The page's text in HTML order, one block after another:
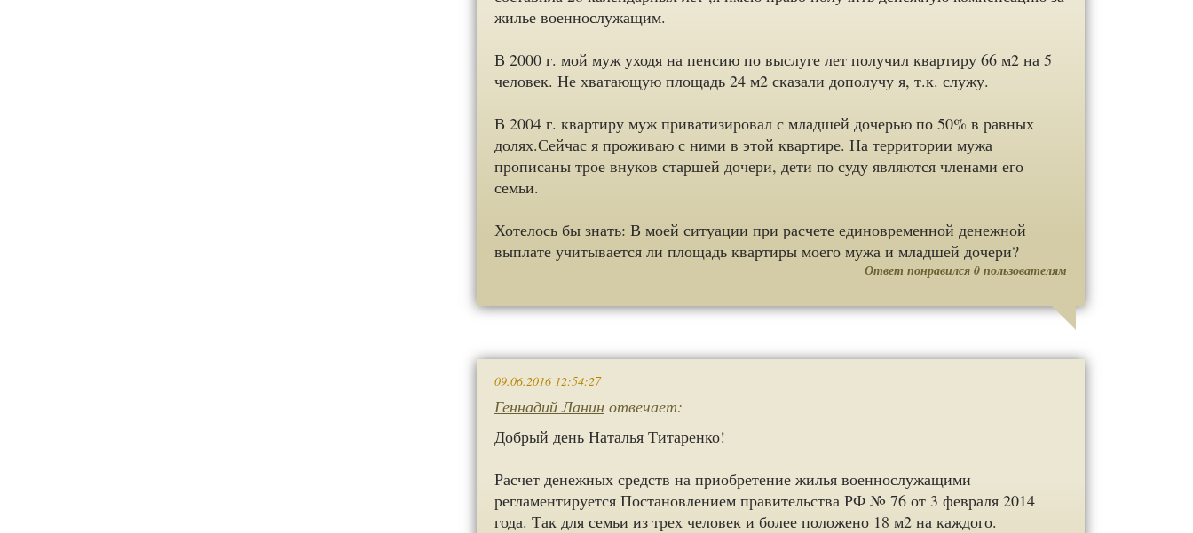
жилье военнослужащим.
В 2000 г. мой муж уходя на пенсию по выслуге лет получил квартиру 66 м2 на 5
человек. Не хватающую площадь 24 м2 сказали дополучу я, т.к. служу.
В 2004 г. квартиру муж приватизировал с младшей дочерью по 50% в равных
долях.Сейчас я проживаю с ними в этой квартире. На территории мужа
прописаны трое внуков старшей дочери, дети по суду являются членами его
семьи.
Хотелось бы знать: В моей ситуации при расчете единовременной денежной
выплате учитывается ли площадь квартиры моего мужа и младшей дочери?
Ответ понравился 0 пользователям
09.06.2016 12:54:27
Геннадий Ланин отвечает:
Добрый день Наталья Титаренко!
Расчет денежных средств на приобретение жилья военнослужащими
регламентируется Постановлением правительства РФ № 76 от 3 февраля 2014
года. Так для семьи из трех человек и более положено 18 м2 на каждого.